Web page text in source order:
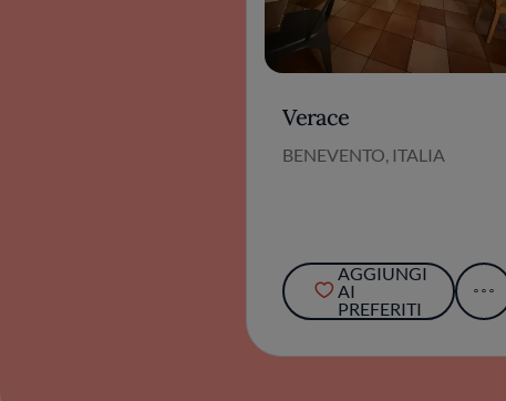
Verace
BENEVENTO, ITALIA
AGGIUNGI
AI
PREFERITI